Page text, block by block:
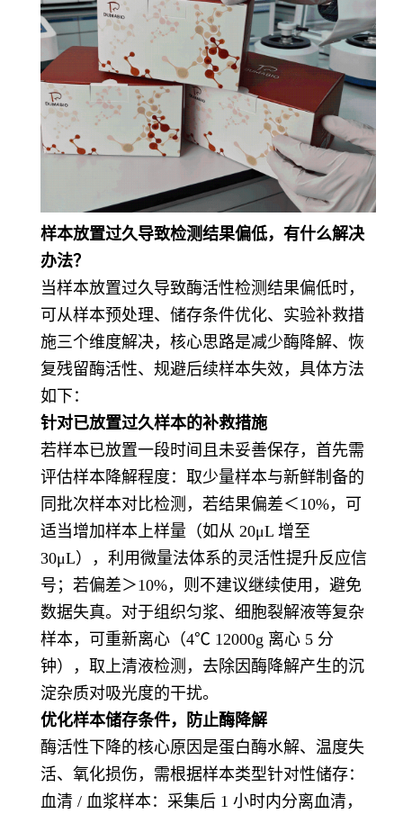
样本放置过久导致检测结果偏低，有什么解决
办法？
当样本放置过久导致酶活性检测结果偏低时，
可从样本预处理、储存条件优化、实验补救措
施三个维度解决，核心思路是减少酶降解、恢
复残留酶活性、规避后续样本失效，具体方法
如下：
针对已放置过久样本的补救措施
若样本已放置一段时间且未妥善保存，首先需
评估样本降解程度：取少量样本与新鲜制备的
同批次样本对比检测，若结果偏差＜10%，可
适当增加样本上样量（如从 20μL 增至
30μL），利用微量法体系的灵活性提升反应信
号；若偏差＞10%，则不建议继续使用，避免
数据失真。对于组织匀浆、细胞裂解液等复杂
样本，可重新离心（4℃ 12000g 离心 5 分
钟），取上清液检测，去除因酶降解产生的沉
淀杂质对吸光度的干扰。
优化样本储存条件，防止酶降解
酶活性下降的核心原因是蛋白酶水解、温度失
活、氧化损伤，需根据样本类型针对性储存：
血清 / 血浆样本：采集后 1 小时内分离血清，